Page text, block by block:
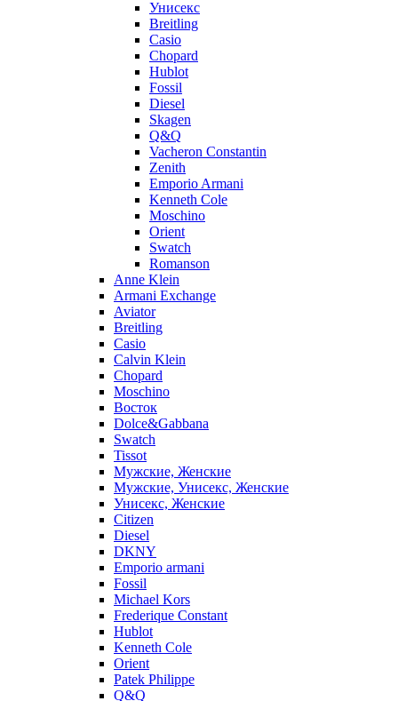
Унисекс
Breitling
Casio
Chopard
Hublot
Fossil
Diesel
Skagen
Q&Q
Vacheron Constantin
Zenith
Emporio Armani
Kenneth Cole
Moschino
Orient
Swatch
Romanson
Anne Klein
Armani Exchange
Aviator
Breitling
Casio
Calvin Klein
Chopard
Moschino
Восток
Dolce&Gabbana
Swatch
Tissot
Мужские, Женские
Мужские, Унисекс, Женские
Унисекс, Женские
Citizen
Diesel
DKNY
Emporio armani
Fossil
Michael Kors
Frederique Constant
Hublot
Kenneth Cole
Orient
Patek Philippe
Q&Q